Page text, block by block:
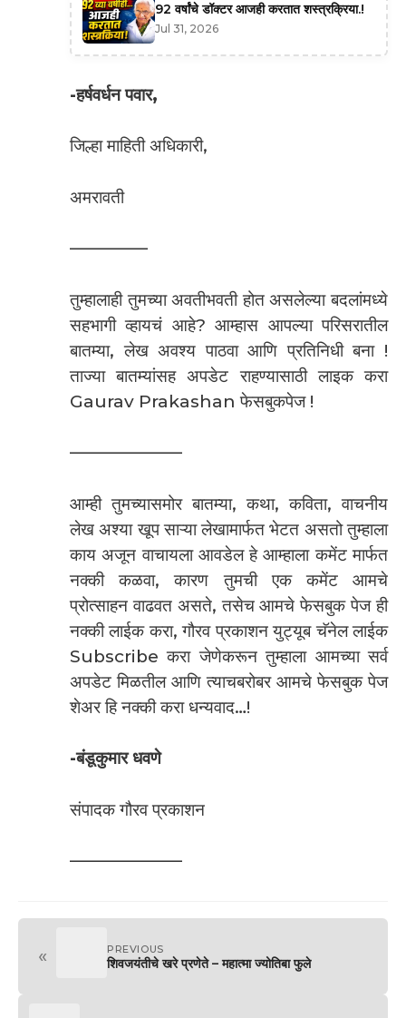
92 वर्षांचे डॉक्टर आजही करतात शस्त्रक्रिया.!
Jul 31, 2026
-हर्षवर्धन पवार,
जिल्हा माहिती अधिकारी,
अमरावती
————–
तुम्हालाही तुमच्या अवतीभवती होत असलेल्या बदलांमध्ये
सहभागी व्हायचं आहे? आम्हास आपल्या परिसरातील
बातम्या, लेख अवश्य पाठवा आणि प्रतिनिधी बना !
ताज्या बातम्यांसह अपडेट राहण्यासाठी लाइक करा
Gaurav Prakashan फेसबुकपेज !
——————–
आम्ही तुमच्यासमोर बातम्या, कथा, कविता, वाचनीय
लेख अश्या खूप साऱ्या लेखामार्फत भेटत असतो तुम्हाला
काय अजून वाचायला आवडेल हे आम्हाला कमेंट मार्फत
नक्की कळवा, कारण तुमची एक कमेंट आमचे
प्रोत्साहन वाढवत असते, तसेच आमचे फेसबुक पेज ही
नक्की लाईक करा, गौरव प्रकाशन युट्यूब चॅनेल लाईक
Subscribe करा जेणेकरून तुम्हाला आमच्या सर्व
अपडेट मिळतील आणि त्याचबरोबर आमचे फेसबुक पेज
शेअर हि नक्की करा धन्यवाद…!
-बंडूकुमार धवणे
संपादक गौरव प्रकाशन
——————–
« PREVIOUS
शिवजयंतीचे खरे प्रणेते – महात्मा ज्योतिबा फुले